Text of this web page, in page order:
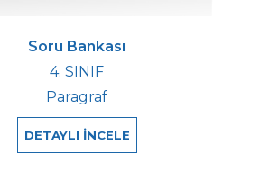
Soru Bankası
4. SINIF
Paragraf
DETAYLI İNCELE